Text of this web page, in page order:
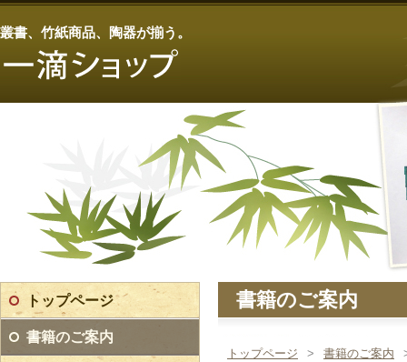
叢書、竹紙商品、陶器が揃う。
トップページ
書籍のご案内
書籍のご案内
トップページ > 書籍のご案内